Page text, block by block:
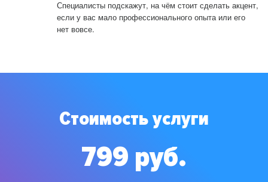
Специалисты подскажут, на чём стоит сделать акцент,
если у вас мало профессионального опыта или его
нет вовсе.
Стоимость услуги
799 руб.